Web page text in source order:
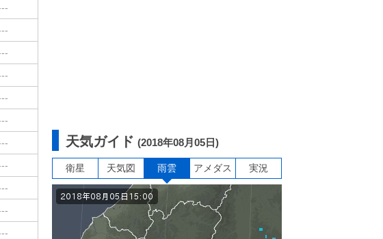
天気ガイド (2018年08月05日)
衛星 天気図 雨雲 アメダス 実況